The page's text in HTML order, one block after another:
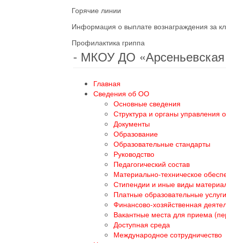
Горячие линии
Информация о выплате вознаграждения за
Профилактика гриппа
- МКОУ ДО
Главная
Сведения об ОО
Основные сведения
Структура и органы управления
Документы
Образование
Образовательные стандарты
Руководство
Педагогический состав
Материально-техническое
Стипендии и иные виды
Платные образовательные услуги
Финансово-хозяйственная
Вакантные места для приема
Доступная среда
Международное сотрудничество